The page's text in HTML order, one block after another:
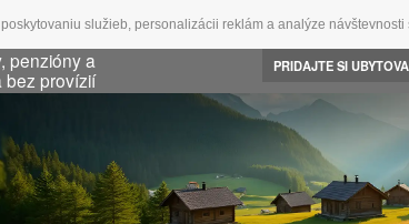
služieb, personalizácii reklám a analýze
penzióny a
bez provízií
PRIDAJTE SI